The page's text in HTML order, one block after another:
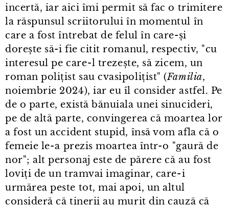
incertă, iar aici îmi permit să fac o trimitere
la răspunsul scriitorului în momentul în
care a fost întrebat de felul în care-și
dorește să-i fie citit romanul, respectiv, "cu
interesul pe care⁠-⁠l trezește, să zicem, un
roman polițist sau cvasipolițist" (Familia,
noiembrie 2024), iar eu îl consider astfel. Pe
de o parte, există bănuiala unei sinucideri,
pe de altă parte, convingerea că moartea lor
a fost un accident stupid, însă vom afla că o
femeie le⁠-⁠a prezis moartea într⁠-⁠o "gaură de
nor"; alt personaj este de părere că au fost
loviți de un tramvai imaginar, care⁠-⁠i
urmărea peste tot, mai apoi, un altul
consideră că tinerii au murit din cauză că